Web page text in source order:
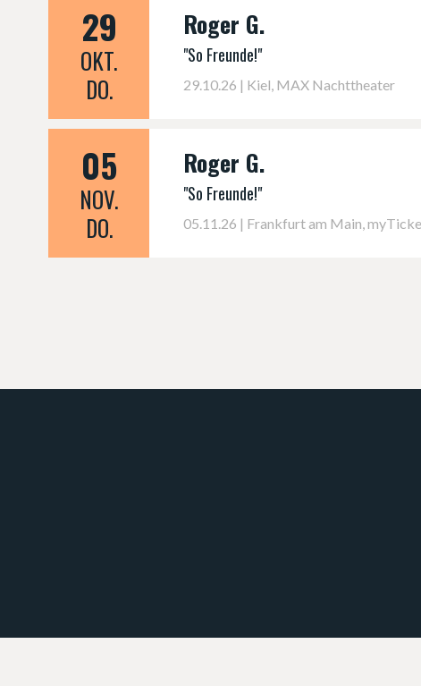
29
OKT.
DO.
Roger G.
"So Freunde!"
29.10.26 | Kiel, MAX Nachttheater
05
NOV.
DO.
Roger G.
"So Freunde!"
05.11.26 | Frankfurt am Main,